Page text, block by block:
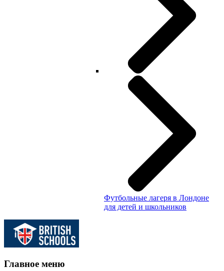
Футбольные лагеря в Лондоне
для детей и школьников
Главное меню